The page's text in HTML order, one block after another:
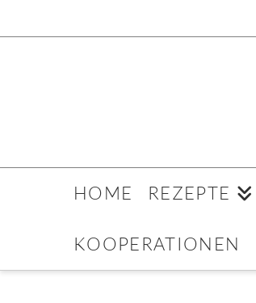
HOME REZEPTE
KOOPERATIONEN